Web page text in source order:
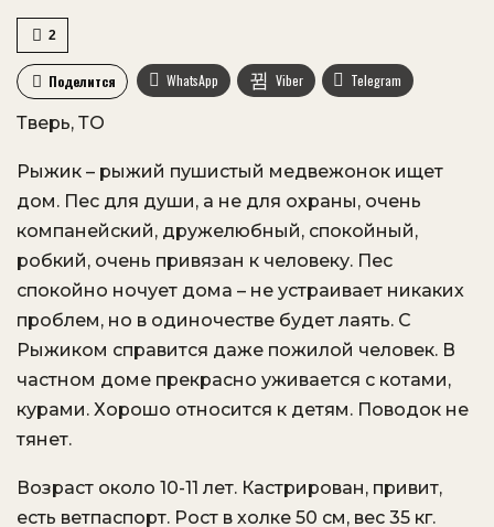
2
Поделится WhatsApp Viber Telegram
Тверь, ТО
Рыжик – рыжий пушистый медвежонок ищет
дом. Пес для души, а не для охраны, очень
компанейский, дружелюбный, спокойный,
робкий, очень привязан к человеку. Пес
спокойно ночует дома – не устраивает никаких
проблем, но в одиночестве будет лаять. С
Рыжиком справится даже пожилой человек. В
частном доме прекрасно уживается с котами,
курами. Хорошо относится к детям. Поводок не
тянет.
Возраст около 10-11 лет. Кастрирован, привит,
есть ветпаспорт. Рост в холке 50 см, вес 35 кг.